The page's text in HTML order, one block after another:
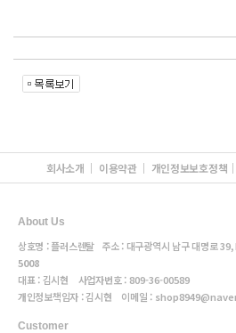
회사소개 이용약관 개인정보보호정책
About Us
상호명 : 플러스렌탈 주소 : 대구광역시 남구 대명로
5008
대표 : 김시현 사업자번호 : 809-36-00589
개인정보책임자 : 김시현 이메일 :
Customer